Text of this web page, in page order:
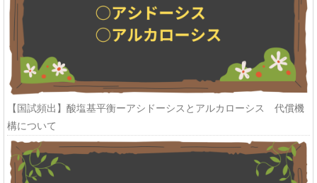
【国試頻出】酸塩基平衡ーアシドーシスとアルカローシス 代償機
構について